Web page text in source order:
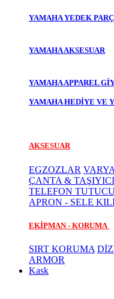
YAMAHA YEDEK
YAMAHA AKSESUAR
YAMAHA APPAREL
YAMAHA HEDİYE VE
AKSESUAR
EGZOZLAR
ÇANTA &
TELEFON
APRON - SELE
EKİPMAN - KORUMA
SIRT KORUMA
ARMOR
Kask